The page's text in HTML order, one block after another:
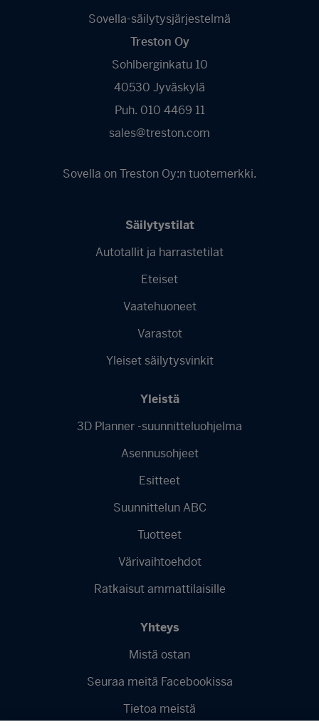
Sovella-säilytysjärjestelmä
Treston Oy
Sohlberginkatu 10
40530 Jyväskylä
Puh. 010 4469 11
sales@treston.com
Sovella on Treston Oy:n tuotemerkki.
Säilytystilat
Autotallit ja harrastetilat
Eteiset
Vaatehuoneet
Varastot
Yleiset säilytysvinkit
Yleistä
3D Planner -suunnitteluohjelma
Asennusohjeet
Esitteet
Suunnittelun ABC
Tuotteet
Värivaihtoehdot
Ratkaisut ammattilaisille
Yhteys
Mistä ostan
Seuraa meitä Facebookissa
Tietoa meistä